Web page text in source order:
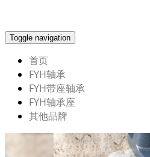
Toggle navigation
首页
FYH轴承
FYH带座轴承
FYH轴承座
其他品牌